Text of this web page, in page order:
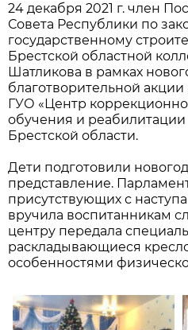
24 декабря 2021 г. член
Совета Республики по
государственному
Брестской областной
Шатликова в рамках
благотворительной
ГУО «Центр
обучения и реабилитации
Брестской области.
Дети подготовили
представление.
присутствующих с
вручила воспитанникам
центру передала
раскладывающиеся
особенностями